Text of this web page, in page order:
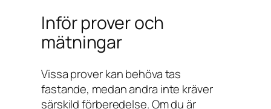
Inför prover och
mätningar
Vissa prover kan behöva tas
fastande, medan andra inte kräver
särskild förberedelse. Om du är